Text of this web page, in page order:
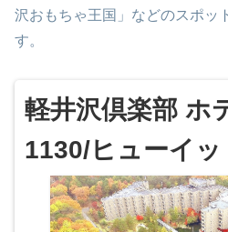
沢おもちゃ王国」などのスポッ
す。
軽井沢倶楽部 ホ
1130/ヒューイッ